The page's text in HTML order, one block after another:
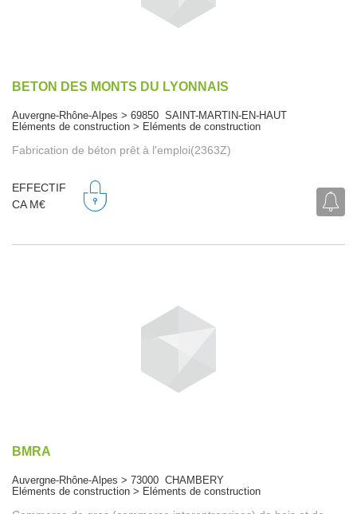
BETON DES MONTS DU LYONNAIS
Auvergne-Rhône-Alpes > 69850 SAINT-MARTIN-EN-HAUT
Eléments de construction > Eléments de construction
Fabrication de béton prêt à l'emploi(2363Z)
EFFECTIF
CA M€
BMRA
Auvergne-Rhône-Alpes > 73000 CHAMBERY
Eléments de construction > Eléments de construction